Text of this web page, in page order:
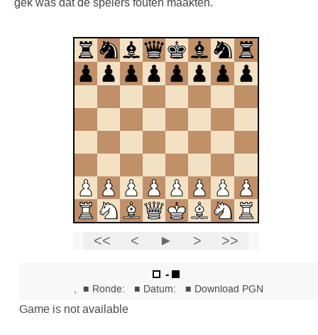
gek was dat de spelers fouten maakten.